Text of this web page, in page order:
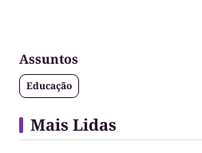
Assuntos
Educação
Mais Lidas